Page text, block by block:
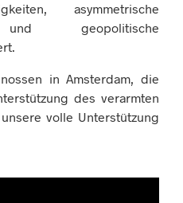
asymmetrische
und geopolitische
in Amsterdam, die
des verarmten
volle Unterstützung